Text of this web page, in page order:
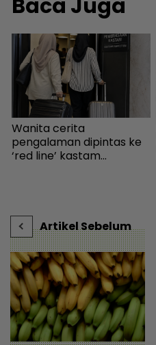
Baca Juga
Wanita cerita
pengalaman dipintas ke
‘red line’ kastam
Artikel Sebelum